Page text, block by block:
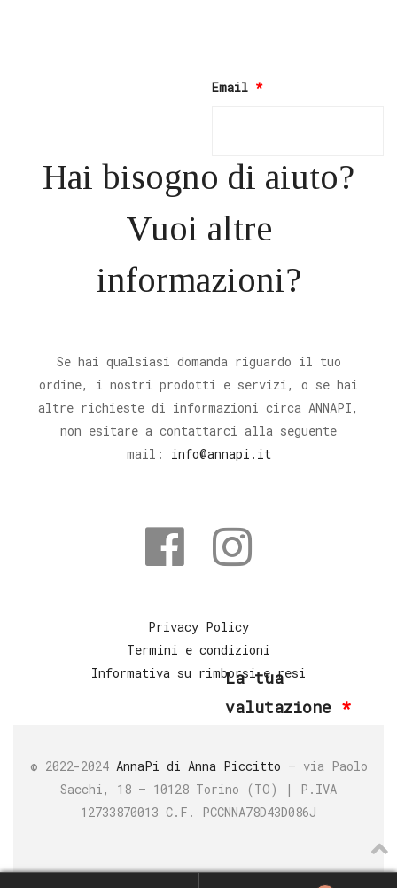
La tua
valutazione *
Email *
Hai bisogno di aiuto?
Vuoi altre
informazioni?
Se hai qualsiasi domanda riguardo il tuo
ordine, i nostri prodotti e servizi, o se hai
altre richieste di informazioni circa ANNAPI,
non esitare a contattarci alla seguente
mail: info@annapi.it
Privacy Policy
Termini e condizioni
Informativa su rimborsi e resi
© 2022-2024 AnnaPi di Anna Piccitto – via Paolo
Sacchi, 18 – 10128 Torino (TO) | P.IVA
12733870013 C.F. PCCNNA78D43D086J